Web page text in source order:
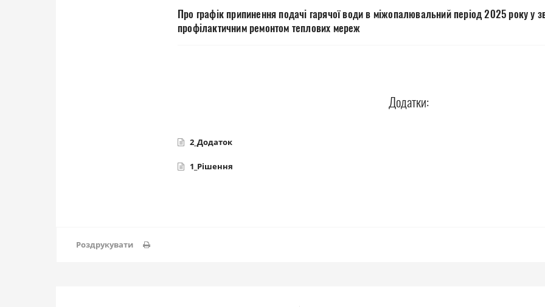
Про графік припинення подачі гарячої води в міжопалювальний період 2025 року у
профілактичним ремонтом теплових мереж
Додатки:
2_Додаток
1_Рішення
Роздрукувати